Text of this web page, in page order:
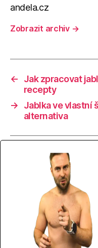
andela.cz
Zobrazit archiv →
←
Jak zpracovat
recepty
→
Jablka ve vlastní
alternativa